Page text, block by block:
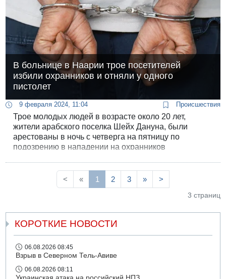
В больнице в Наарии трое посетителей
избили охранников и отняли у одного
пистолет
9 февраля 2024, 11:04 Происшествия
Трое молодых людей в возрасте около 20 лет,
жители арабского поселка Шейх Дануна, были
арестованы в ночь с четверга на пятницу по
подозрению в нападении на охранников
< « 1 2 3 » >
3 страниц
КОРОТКИЕ НОВОСТИ
06.08.2026 08:45
Взрыв в Северном Тель-Авиве
06.08.2026 08:11